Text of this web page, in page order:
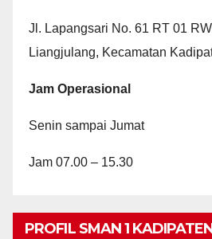
Jl. Lapangsari No. 61 RT 01
Liangjulang, Kecamatan
Jam Operasional
Senin sampai Jumat
Jam 07.00 – 15.30
PROFIL SMAN 1